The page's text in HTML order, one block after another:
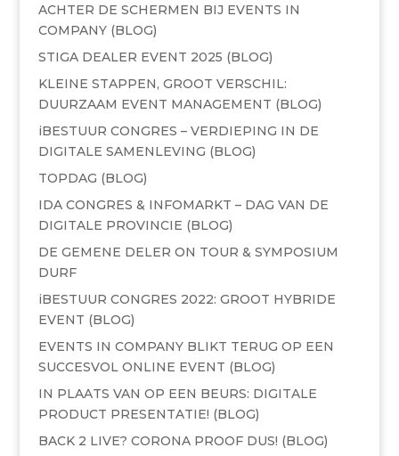
ACHTER DE SCHERMEN BIJ EVENTS IN
COMPANY (BLOG)
STIGA DEALER EVENT 2025 (BLOG)
KLEINE STAPPEN, GROOT VERSCHIL:
DUURZAAM EVENT MANAGEMENT (BLOG)
iBESTUUR CONGRES – VERDIEPING IN DE
DIGITALE SAMENLEVING (BLOG)
TOPDAG (BLOG)
IDA CONGRES & INFOMARKT – DAG VAN DE
DIGITALE PROVINCIE (BLOG)
DE GEMENE DELER ON TOUR & SYMPOSIUM
DURF
iBESTUUR CONGRES 2022: GROOT HYBRIDE
EVENT (BLOG)
EVENTS IN COMPANY BLIKT TERUG OP EEN
SUCCESVOL ONLINE EVENT (BLOG)
IN PLAATS VAN OP EEN BEURS: DIGITALE
PRODUCT PRESENTATIE! (BLOG)
BACK 2 LIVE? CORONA PROOF DUS! (BLOG)